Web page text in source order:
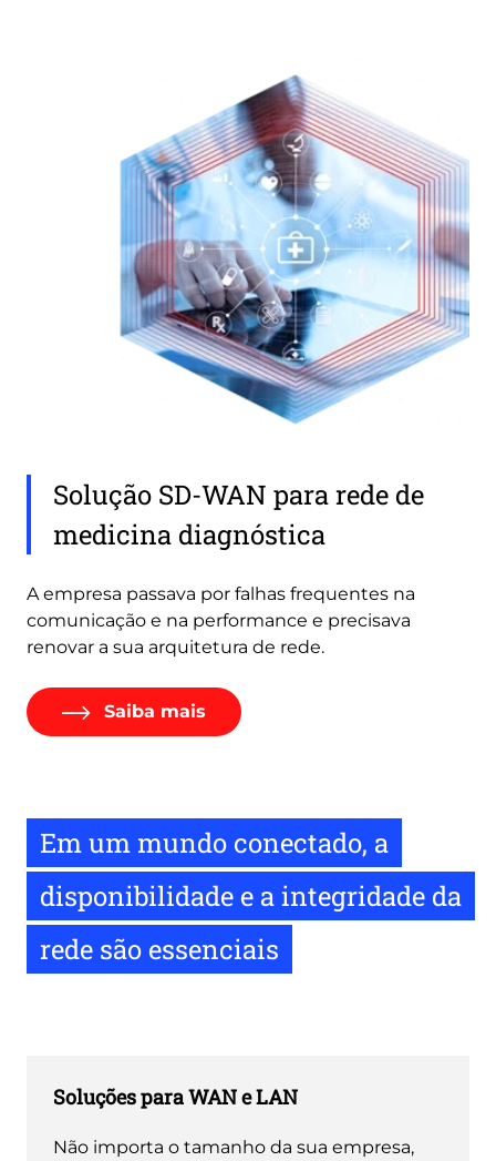
Solução SD-WAN para rede de
medicina diagnóstica
A empresa passava por falhas frequentes na
comunicação e na performance e precisava
renovar a sua arquitetura de rede.
Saiba mais
Em um mundo conectado, a
disponibilidade e a integridade da
rede são essenciais
Soluções para WAN e LAN
Não importa o tamanho da sua empresa,